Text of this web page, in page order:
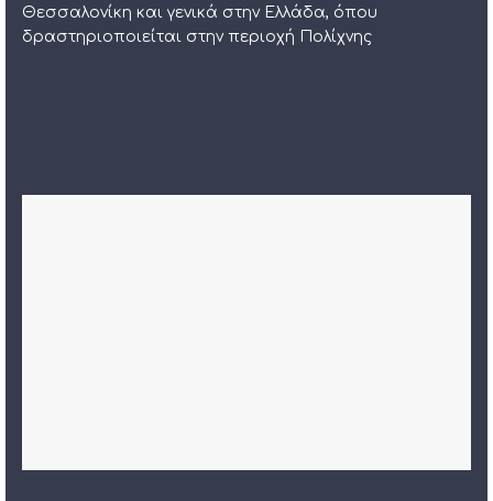
Θεσσαλονίκη και γενικά στην Ελλάδα, όπου
δραστηριοποιείται στην περιοχή Πολίχνης